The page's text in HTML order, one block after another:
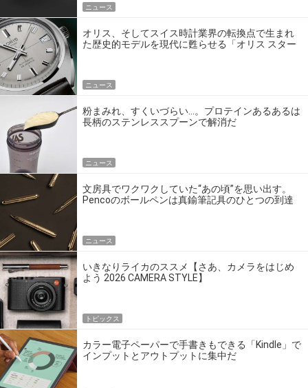
ニュース
オリス、そしてスイス時計業界の転換点で生まれ
た歴史的モデルを現代に甦らせる「オリス スター
ニュース
粉まみれ、すくいづらい…。プロテインあるあるは
長柄のステンレススプーンで解消だ
ニュース
文房具でワクワクしていた“あの頃”を思い出す。
Pencoのボールペンは真鍮筆記具のひとつの到達
ニュース
いきなりライカのススメ【さあ、カメラをはじめ
よう 2026 CAMERA STYLE】
トピックス
カラー電子ペーパーで手書きもできる「Kindle」で
インプットとアウトプットに集中だ